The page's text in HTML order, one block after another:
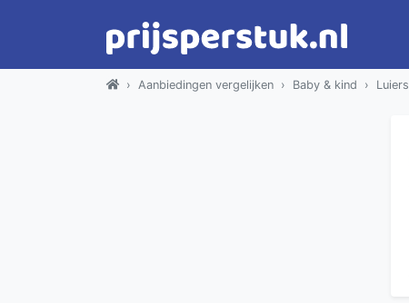
Aanbiedingen vergelijken Baby & kind Luiers